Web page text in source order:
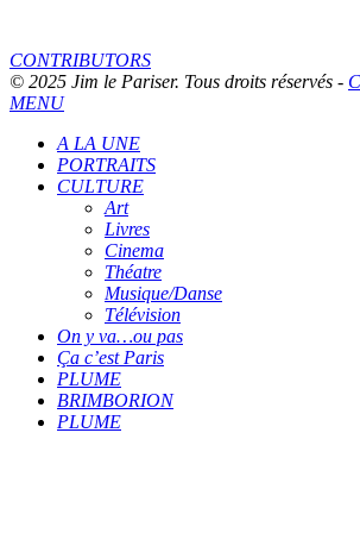
CONTRIBUTORS
© 2025 Jim le Pariser. Tous droits réservés -
MENU
A LA UNE
PORTRAITS
CULTURE
Art
Livres
Cinema
Théatre
Musique/Danse
Télévision
On y va…ou pas
Ça c’est Paris
PLUME
BRIMBORION
PLUME